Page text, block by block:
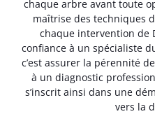
chaque arbre avant toute
maîtrise des techniques
chaque intervention de
confiance à un spécialiste
c’est assurer la pérennité
à un diagnostic
s’inscrit ainsi dans une
vers la